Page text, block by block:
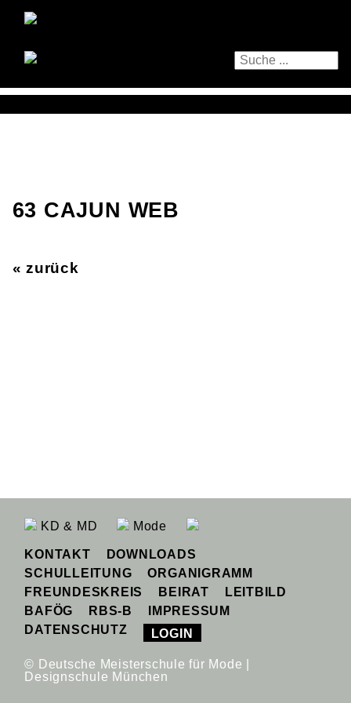
63 CAJUN WEB
« zurück
KD & MD Mode
KONTAKT
DOWNLOADS
SCHULLEITUNG
ORGANIGRAMM
FREUNDESKREIS
BEIRAT
LEITBILD
BAFÖG
RBS-B
IMPRESSUM
DATENSCHUTZ
LOGIN
© Deutsche Meisterschule für Mode |
Designschule München